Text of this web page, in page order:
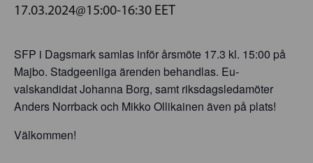
17.03.2024@15:00-16:30 EET
SFP i Dagsmark samlas inför årsmöte 17.3 kl. 15:00 på
Majbo. Stadgeenliga ärenden behandlas. Eu-
valskandidat Johanna Borg, samt riksdagsledamöter
Anders Norrback och Mikko Ollikainen även på plats!
Välkommen!